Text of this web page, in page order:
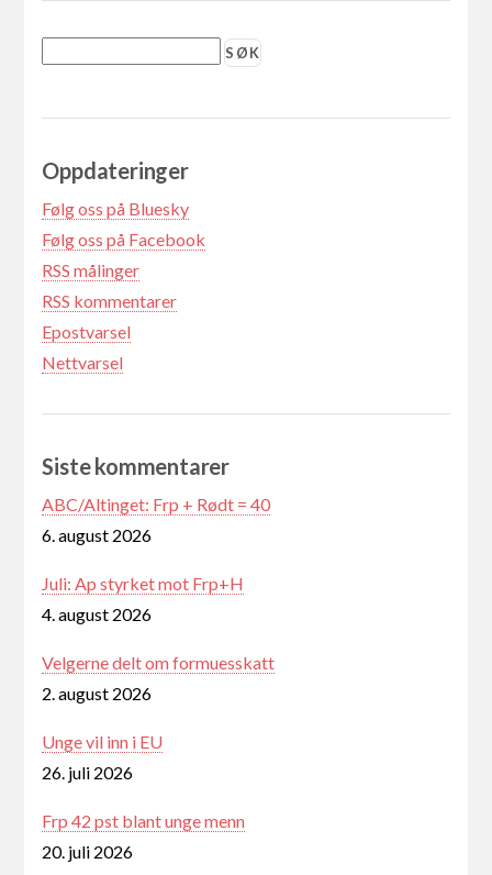
Oppdateringer
Følg oss på Bluesky
Følg oss på Facebook
RSS målinger
RSS kommentarer
Epostvarsel
Nettvarsel
Siste kommentarer
ABC/Altinget: Frp + Rødt = 40
6. august 2026
Juli: Ap styrket mot Frp+H
4. august 2026
Velgerne delt om formuesskatt
2. august 2026
Unge vil inn i EU
26. juli 2026
Frp 42 pst blant unge menn
20. juli 2026